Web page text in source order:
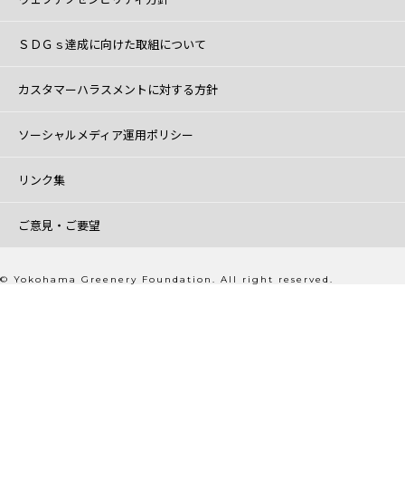
ＳＤＧｓ達成に向けた取組について
カスタマーハラスメントに対する方針
ソーシャルメディア運用ポリシー
リンク集
ご意見・ご要望
© Yokohama Greenery Foundation. All right reserved.